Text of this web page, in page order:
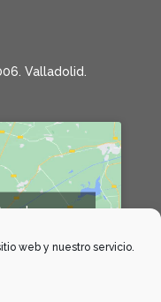
web y nuestro servicio.
Valladolid.
maps